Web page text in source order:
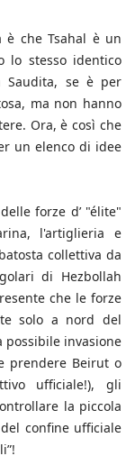
che Tsahal è un
lo stesso identico
Saudita, se è per
ma non hanno
Ora, è così che
un elenco di idee
forze d’ "élite"
l'artiglieria e
collettiva da
di Hezbollah
che le forze
solo a nord del
invasione
prendere Beirut o
ufficiale!), gli
la piccola
confine ufficiale